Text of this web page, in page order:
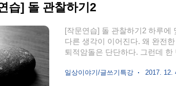
습] 돌 관찰하기2
[작문연습] 돌 관찰하기2 하루에
다른 생각이 이어진다. 왜 완전
퇴적암돌은 단단하다. 그런데 한
일상이야기/글쓰기특강 2017. 12.